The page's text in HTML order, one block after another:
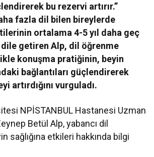
bu rezervi artırır.”
fazla dil bilen bireylerde
ortalama 4-5 yıl daha geç
dile getiren Alp, dil öğrenme
konuşma pratiğinin, beyin
bağlantıları güçlendirerek
artırdığını vurguladı.
NPİSTANBUL Hastanesi Uzman
Betül Alp, yabancı dil
sağlığına etkileri hakkında bilgi